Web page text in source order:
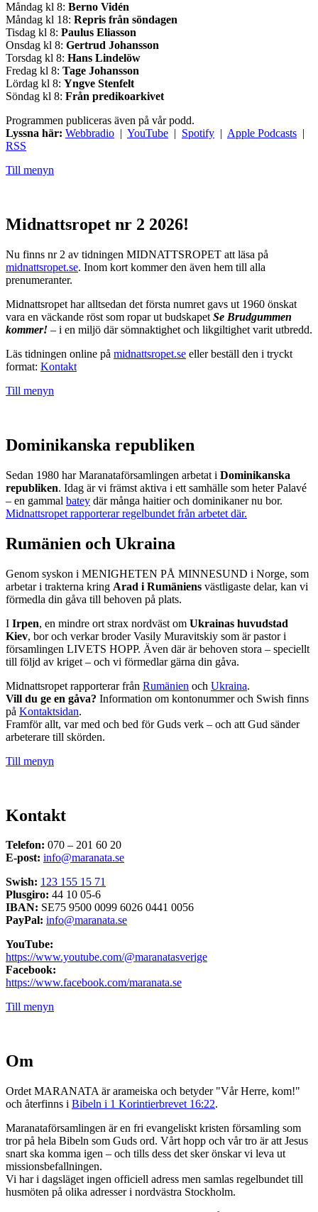
Måndag kl 8: Berno Vidén
Måndag kl 18: Repris från söndagen
Tisdag kl 8: Paulus Eliasson
Onsdag kl 8: Gertrud Johansson
Torsdag kl 8: Hans Lindelöw
Fredag kl 8: Tage Johansson
Lördag kl 8: Yngve Stenfelt
Söndag kl 8: Från predikoarkivet
Programmen publiceras även på vår podd.
Lyssna här: Webbradio | YouTube | Spotify | Apple Podcasts |
RSS
Till menyn
Midnattsropet nr 2 2026!
Nu finns nr 2 av tidningen MIDNATTSROPET att läsa på
midnattsropet.se. Inom kort kommer den även hem till alla
prenumeranter.
Midnattsropet har alltsedan det första numret gavs ut 1960 önskat
vara en väckande röst som ropar ut budskapet Se Brudgummen
kommer! – i en miljö där sömnaktighet och likgiltighet varit utbredd.
Läs tidningen online på midnattsropet.se eller beställ den i tryckt
format: Kontakt
Till menyn
Dominikanska republiken
Sedan 1980 har Maranataförsamlingen arbetat i Dominikanska
republiken. Idag är vi främst aktiva i ett samhälle som heter Palavé
– en gammal batey där många haitier och dominikaner nu bor.
Midnattsropet rapporterar regelbundet från arbetet där.
Rumänien och Ukraina
Genom syskon i MENIGHETEN PÅ MINNESUND i Norge, som
arbetar i trakterna kring Arad i Rumäniens västligaste delar, kan vi
förmedla din gåva till behoven på plats.
I Irpen, en mindre ort strax nordväst om Ukrainas huvudstad
Kiev, bor och verkar broder Vasily Muravitskiy som är pastor i
församlingen LIVETS HOPP. Även där är behoven stora – speciellt
till följd av kriget – och vi förmedlar gärna din gåva.
Midnattsropet rapporterar från Rumänien och Ukraina.
Vill du ge en gåva? Information om kontonummer och Swish finns
på Kontaktsidan.
Framför allt, var med och bed för Guds verk – och att Gud sänder
arbeterare till skörden.
Till menyn
Kontakt
Telefon: 070 – 201 60 20
E-post: info@maranata.se
Swish: 123 155 15 71
Plusgiro: 44 10 05-6
IBAN: SE75 9500 0099 6026 0441 0056
PayPal: info@maranata.se
YouTube:
https://www.youtube.com/@maranatasverige
Facebook:
https://www.facebook.com/maranata.se
Till menyn
Om
Ordet MARANATA är arameiska och betyder "Vår Herre, kom!"
och återfinns i Bibeln i 1 Korintierbrevet 16:22.
Maranataförsamlingen är en fri evangeliskt kristen församling som
tror på hela Bibeln som Guds ord. Vårt hopp och vår tro är att Jesus
snart ska komma igen – och tills dess det sker önskar vi leva ut
missionsbefallningen.
Vi har i dagsläget ingen officiell adress men samlas regelbundet till
husmöten på olika adresser i nordvästra Stockholm.